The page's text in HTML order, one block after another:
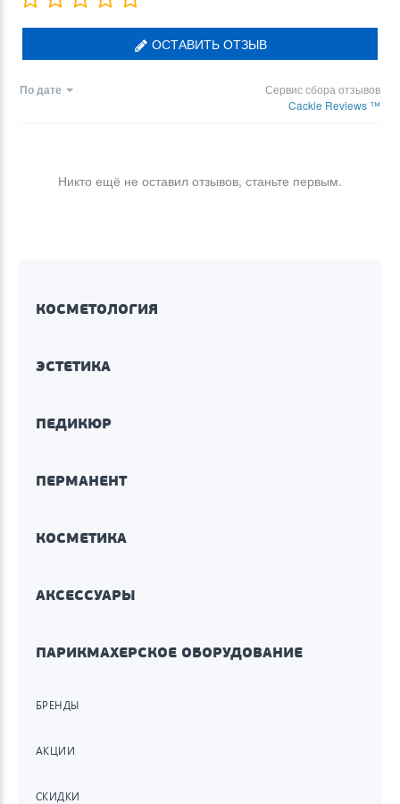
ОСТАВИТЬ ОТЗЫВ
По дате
Сервис сбора отзывов
Cackle Reviews ™
Никто ещё не оставил отзывов, станьте первым.
КОСМЕТОЛОГИЯ
ЭСТЕТИКА
ПЕДИКЮР
ПЕРМАНЕНТ
КОСМЕТИКА
АКСЕССУАРЫ
ПАРИКМАХЕРСКОЕ ОБОРУДОВАНИЕ
БРЕНДЫ
АКЦИИ
СКИДКИ